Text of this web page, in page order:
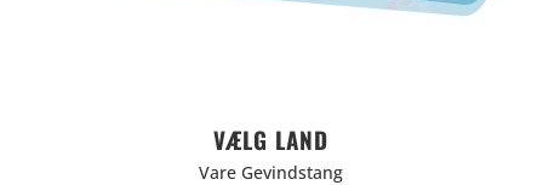
VÆLG LAND
Vare Gevindstang